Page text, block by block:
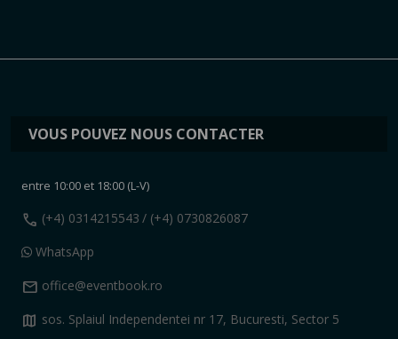
VOUS POUVEZ NOUS CONTACTER
entre 10:00 et 18:00 (L-V)
call (+4) 0314215543 / (+4) 0730826087
WhatsApp
mail office@eventbook.ro
map sos. Splaiul Independentei nr 17, Bucuresti, Sector 5